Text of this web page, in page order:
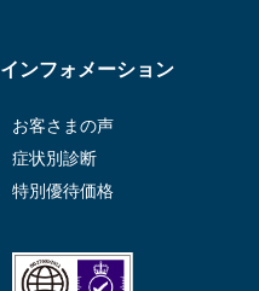
インフォメーション
お客さまの声
症状別診断
特別優待価格